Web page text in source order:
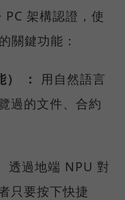
架構認證，使
關鍵功能：
：
用自然語言
過的文件、合約
透過地端 NPU 對
只要按下快捷